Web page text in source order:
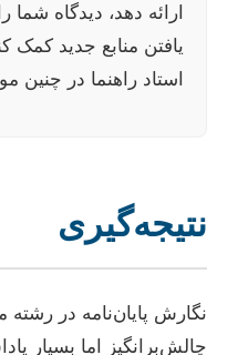
ارائه دهد، دیدگاه شما
یافتن منابع جدید کمک
استاد راهنما در چنین
نتیجه‌گیری
نگارش پایان‌نامه در رشته
چالش‌برانگیز اما بسیار